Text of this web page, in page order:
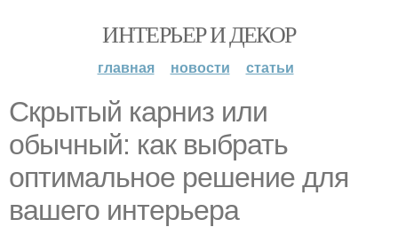
ИНТЕРЬЕР И ДЕКОР
главная новости статьи
Скрытый карниз или
обычный: как выбрать
оптимальное решение для
вашего интерьера